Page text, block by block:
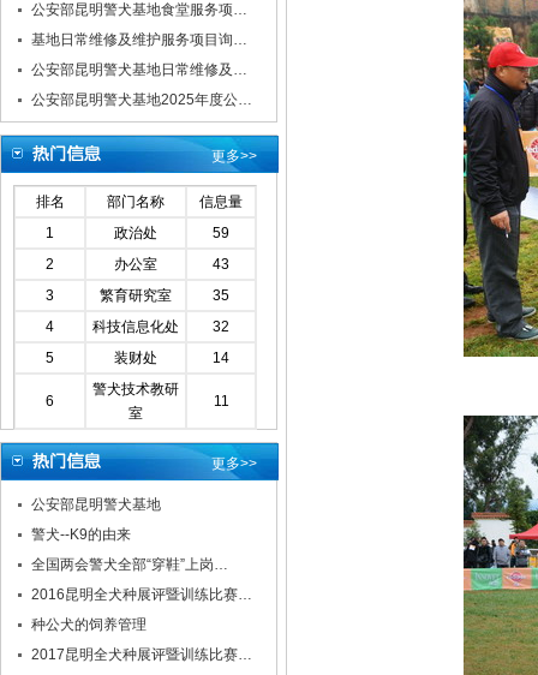
公安部昆明警犬基地食堂服务项…
基地日常维修及维护服务项目询…
公安部昆明警犬基地日常维修及…
公安部昆明警犬基地2025年度公…
更多>>
排名 部门名称
信息量
1
政治处
59
2
办公室
43
3
繁育研究室
35
4
科技信息化处
32
5
装财处 14
6
警犬技术教研
室
11
更多>>
公安部昆明警犬基地
警犬--K9的由来
全国两会警犬全部“穿鞋”上岗…
2016昆明全犬种展评暨训练比赛…
种公犬的饲养管理
2017昆明全犬种展评暨训练比赛…